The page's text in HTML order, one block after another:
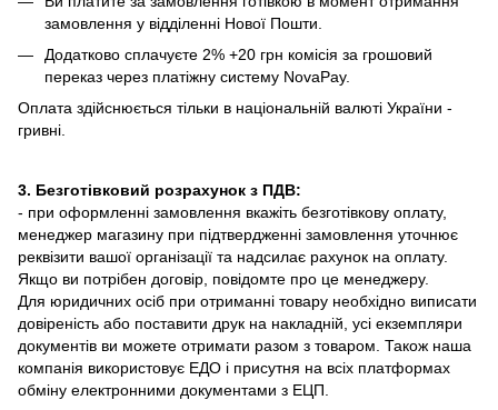
замовлення у відділенні Нової Пошти.
Додатково сплачуєте 2% +20 грн комісія за грошовий
переказ через платіжну систему NovaPay.
Оплата здійснюється тільки в національній валюті України -
гривні.
3. Безготівковий розрахунок з ПДВ:
- при оформленні замовлення вкажіть безготівкову оплату,
менеджер магазину при підтвердженні замовлення уточнює
реквізити вашої організації та надсилає рахунок на оплату.
Якщо ви потрібен договір, повідомте про це менеджеру.
Для юридичних осіб при отриманні товару необхідно виписати
довіреність або поставити друк на накладній, усі екземпляри
документів ви можете отримати разом з товаром. Також наша
компанія використовує ЕДО і присутня на всіх платформах
обміну електронними документами з ЕЦП.